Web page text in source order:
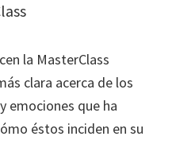
la MasterClass
clara acerca de los
emociones que ha
éstos inciden en su